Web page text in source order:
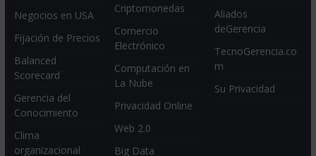
Negocios en USA
Fijación de Precios
Balanced
Scorecard
Gerencia del
Conocimiento
Clima
organizacional
Criptomonedas
Comercio
Electrónico
Computación en
La Nube
Privacidad Online
Web 2.0
Big Data
Aliados
deGerencia
TecnoGerencia.co
m
Su Privacidad